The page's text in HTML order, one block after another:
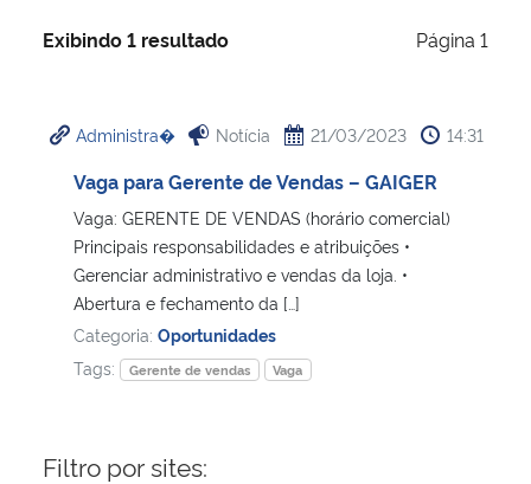
Ministério da Cidadania
Ministério da Saúde
Ministério de Minas e Energia
Ministério do Meio Ambiente
Exibindo 1 resultado Página 1
Administra� Notícia 21/03/2023 14:31
Vaga para Gerente de Vendas – GAIGER
Vaga: GERENTE DE VENDAS (horário comercial)
Principais responsabilidades e atribuições •
Gerenciar administrativo e vendas da loja. •
Abertura e fechamento da […]
Categoria: Oportunidades
Tags:
Gerente de vendas Vaga
Filtro por sites: